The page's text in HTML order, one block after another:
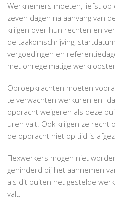
Werknemers moeten, liefst op
zeven dagen na aanvang van
krijgen over hun rechten en
de taakomschrijving,
vergoedingen en
met onregelmatige
Oproepkrachten moeten
te verwachten werkuren en -
opdracht weigeren als deze
uren valt. Ook krijgen ze recht
de opdracht niet op tijd is
Flexwerkers mogen niet
gehinderd bij het aannemen
als dit buiten het gestelde
valt.